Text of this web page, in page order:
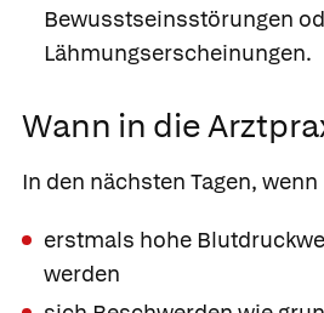
Bewusstseinsstörungen
Lähmungserscheinungen.
Wann in die
In den nächsten Tagen, wenn
erstmals hohe
werden